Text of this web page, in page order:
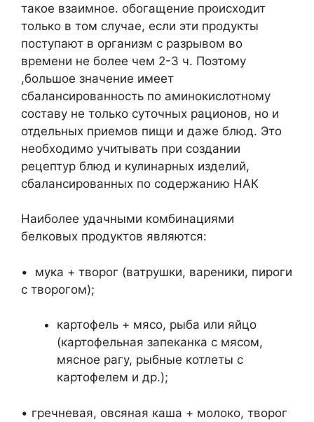
такое взаимное. обогащение происходит
только в том случае, если эти продукты
поступают в организм с разрывом во
времени не более чем 2-3 ч. Поэтому
,большое значение имеет
сбалансированность по аминокислотному
составу не только суточных рационов, но и
отдельных приемов пищи и даже блюд. Это
необходимо учитывать при создании
рецептур блюд и кулинарных изделий,
сбалансированных по содержанию НАК
Наиболее удачными комбинациями
белковых продуктов являются:
• мука + творог (ватрушки, вареники, пироги
с творогом);
картофель + мясо, рыба или яйцо
(картофельная запеканка с мясом,
мясное рагу, рыбные котлеты с
картофелем и др.);
• гречневая, овсяная каша + молоко, творог